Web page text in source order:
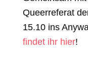
Queerreferat
15.10 ins
findet ihr hier!